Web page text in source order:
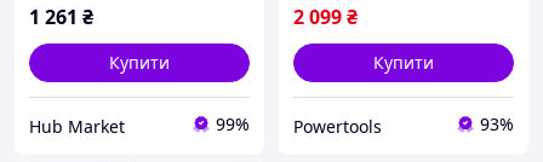
1 261 ₴
Купити
Hub Market 99%
2 099₴
Купити
Powertools 93%